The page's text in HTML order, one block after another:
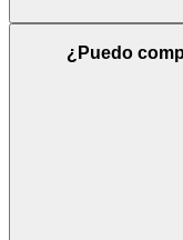
¿Puedo